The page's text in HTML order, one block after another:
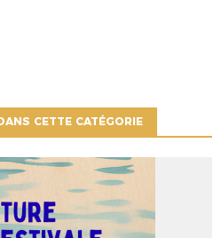
CETTE CATÉGORIE